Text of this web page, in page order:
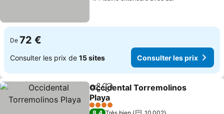
De 72 €
Consulter les prix de 15 sites Consulter les prix
PartagerAjouter à mes favoris
Occidental Torremolinos
Playa
4 Étoiles